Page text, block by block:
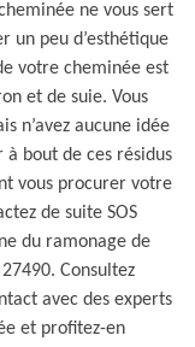
ne vous sert
un peu d’esthétique
votre cheminée est
et de suie. Vous
n’avez aucune idée
bout de ces résidus
vous procurer votre
de suite SOS
du ramonage de
Consultez
avec des experts
et profitez-en